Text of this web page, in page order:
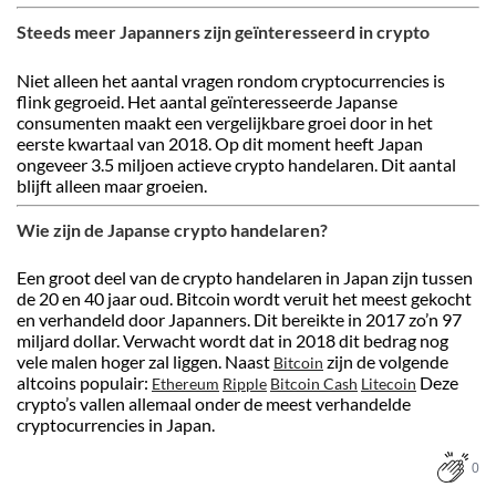
Steeds meer Japanners zijn geïnteresseerd in crypto
Niet alleen het aantal vragen rondom cryptocurrencies is
flink gegroeid. Het aantal geïnteresseerde Japanse
consumenten maakt een vergelijkbare groei door in het
eerste kwartaal van 2018. Op dit moment heeft Japan
ongeveer 3.5 miljoen actieve crypto handelaren. Dit aantal
blijft alleen maar groeien.
Wie zijn de Japanse crypto handelaren?
Een groot deel van de crypto handelaren in Japan zijn tussen
de 20 en 40 jaar oud. Bitcoin wordt veruit het meest gekocht
en verhandeld door Japanners. Dit bereikte in 2017 zo’n 97
miljard dollar. Verwacht wordt dat in 2018 dit bedrag nog
vele malen hoger zal liggen. Naast Bitcoin zijn de volgende
altcoins populair: Ethereum Ripple Bitcoin Cash Litecoin Deze
crypto’s vallen allemaal onder de meest verhandelde
cryptocurrencies in Japan.
0